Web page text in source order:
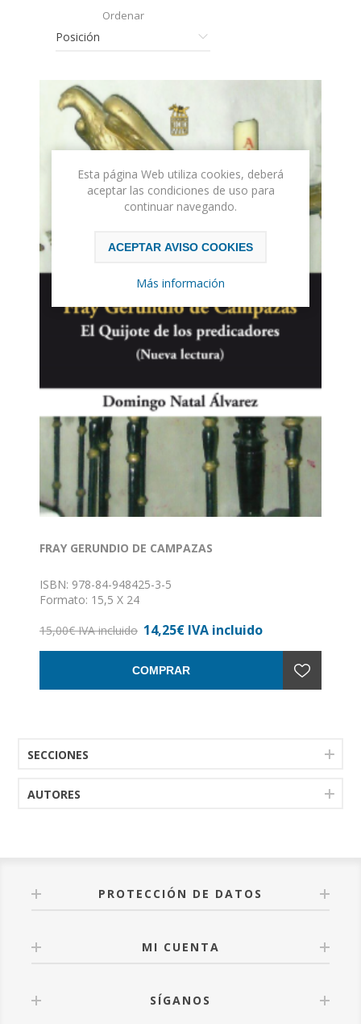
Ordenar
FRAY GERUNDIO DE CAMPAZAS
ISBN: 978-84-948425-3-5
Formato: 15,5 X 24
Encuadernación: Rústica
15,00€ IVA incluido 14,25€ IVA incluido
COMPRAR
SECCIONES
AUTORES
PROTECCIÓN DE DATOS
MI CUENTA
SÍGANOS
Esta página Web utiliza cookies, deberá
aceptar las condiciones de uso para
continuar navegando.
ACEPTAR AVISO COOKIES
Más información